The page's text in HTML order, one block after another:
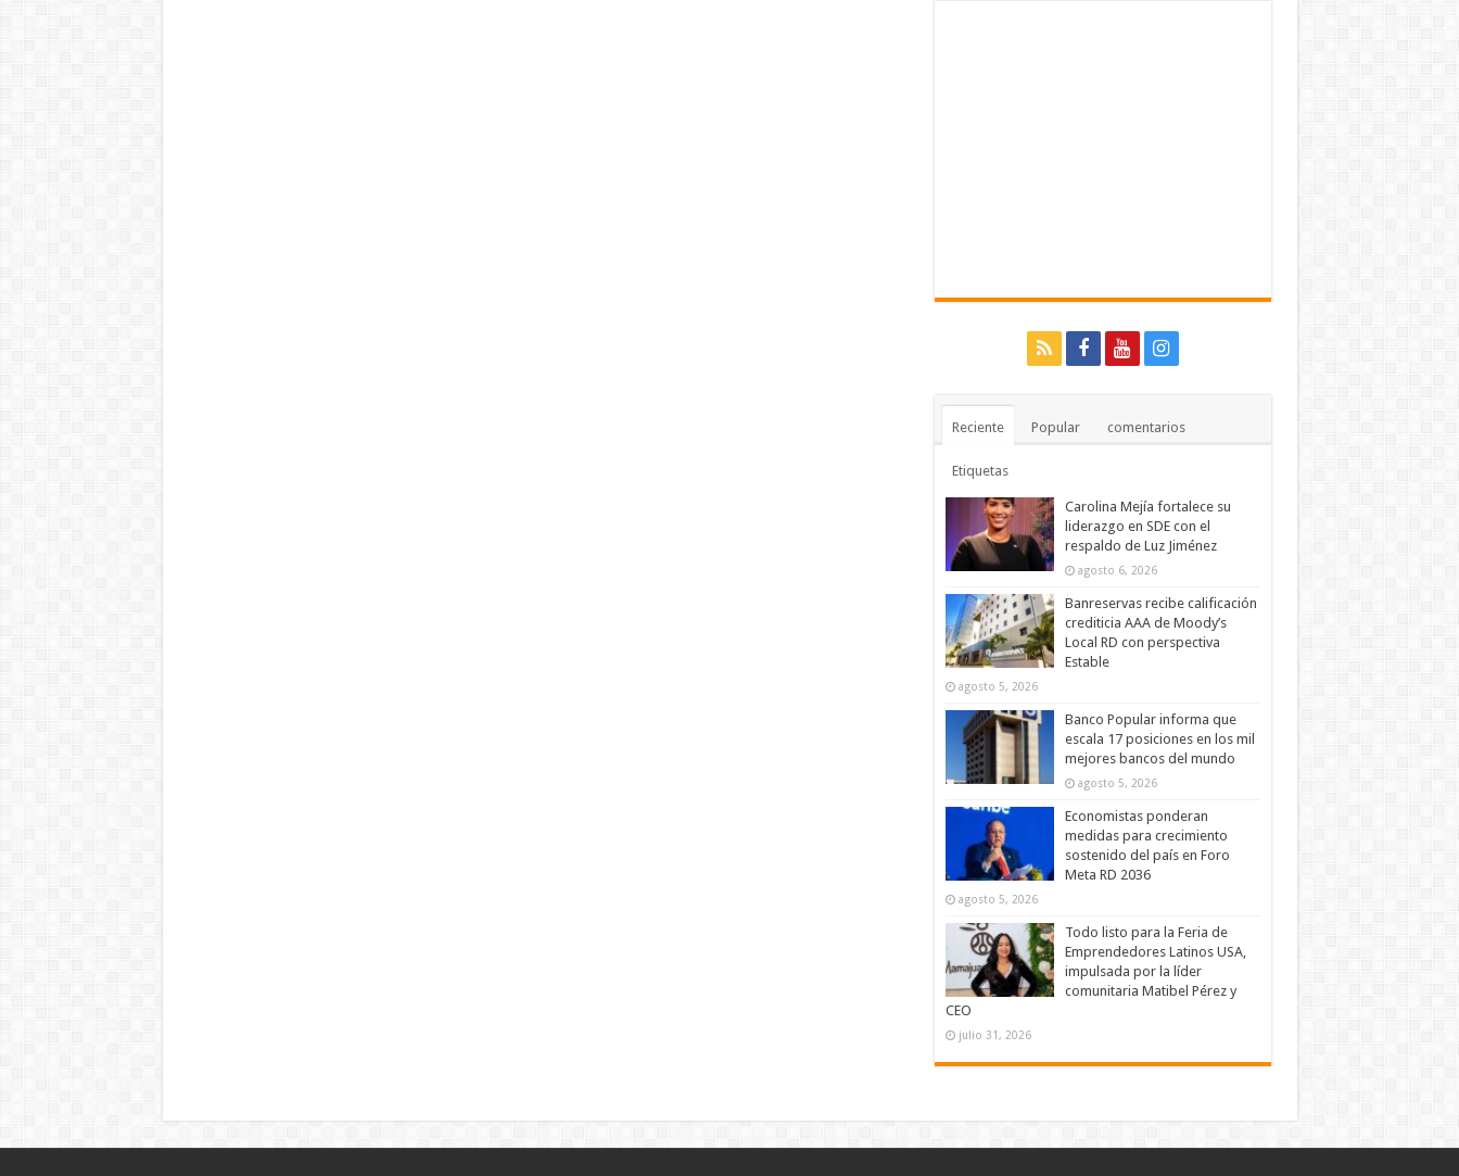
Reciente Popular comentarios
Etiquetas
Carolina Mejía fortalece su
liderazgo en SDE con el
respaldo de Luz Jiménez
agosto 6, 2026
Banreservas recibe calificación
crediticia AAA de Moody’s
Local RD con perspectiva
Estable
agosto 5, 2026
Banco Popular informa que
escala 17 posiciones en los mil
mejores bancos del mundo
agosto 5, 2026
Economistas ponderan
medidas para crecimiento
sostenido del país en Foro
Meta RD 2036
agosto 5, 2026
Todo listo para la Feria de
Emprendedores Latinos USA,
impulsada por la líder
comunitaria Matibel Pérez y
CEO
julio 31, 2026